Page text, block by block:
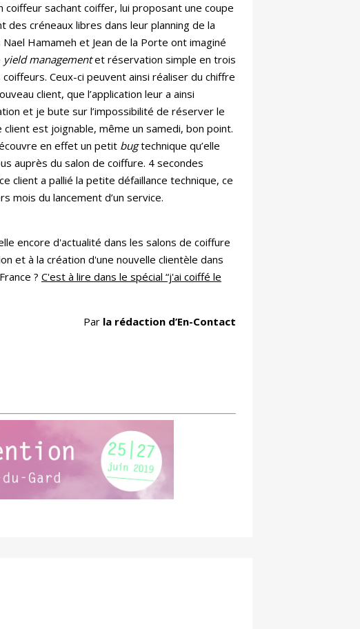
sachant coiffer, lui proposant une coupe
créneaux libres dans leur planning de la
Hamameh et Jean de la Porte ont imaginé
yield managementet réservation simple en trois
Ceux-ci peuvent ainsi réaliser du chiffre
client, que l’application leur a ainsi
et je bute sur l’impossibilité de réserver le
est joignable, même un samedi, bon point.
en effet un petit bugtechnique qu’elle
auprès du salon de coiffure. 4 secondes
client a pallié la petite défaillance technique, ce
mois du lancement d’un service.
encore d'actualité dans les salons de coiffure
et à la création d'une nouvelle clientèle dans
? C'est à lire dans le spécial “j'ai coiffé le
Par la rédaction d’En-Contact